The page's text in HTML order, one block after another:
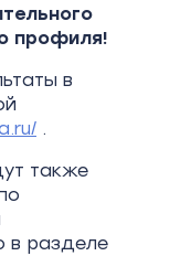
профиля!
в
.
также
в разделе